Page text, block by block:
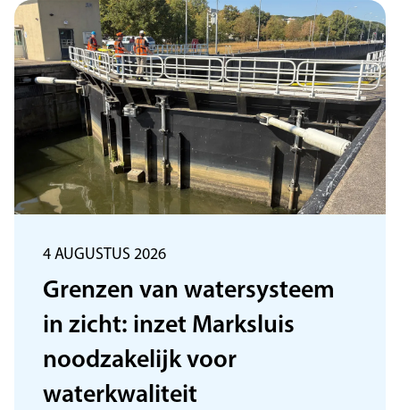
Grenzen van watersysteem
in zicht: inzet Marksluis
noodzakelijk voor
waterkwaliteit
4 AUGUSTUS 2026